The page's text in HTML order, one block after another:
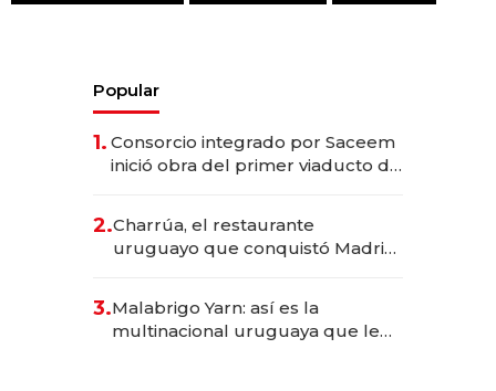
Popular
1. Consorcio integrado por Saceem
inició obra del primer viaducto de
millones
2.Charrúa, el restaurante
uruguayo que conquistó Madrid:
anticipación y prepara apertura
3.Malabrigo Yarn: así es la
multinacional uruguaya que le